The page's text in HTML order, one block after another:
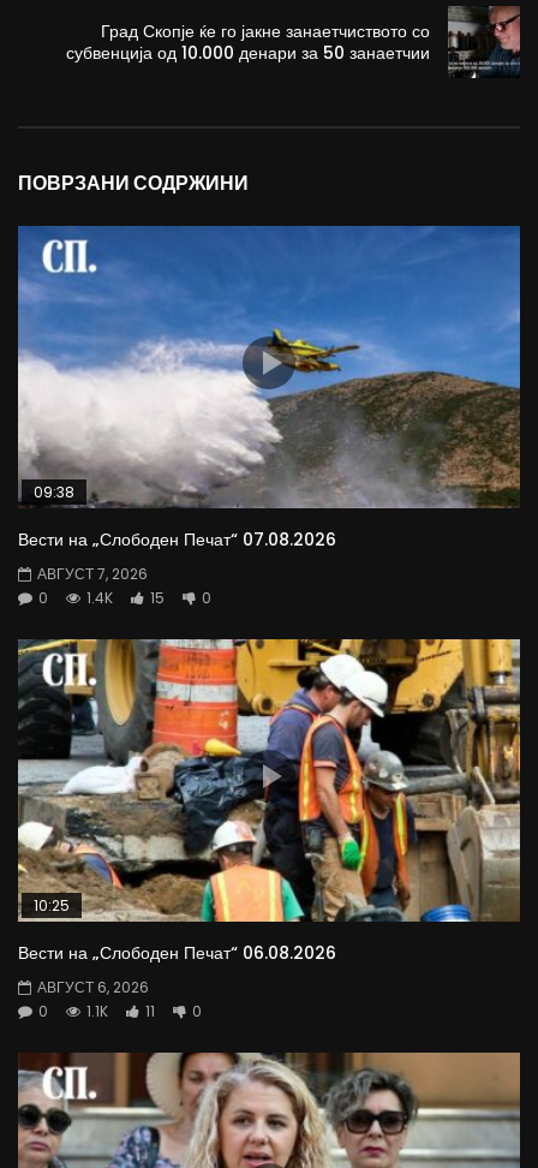
Град Скопје ќе го јакне занаетчиството со
субвенција од 10.000 денари за 50 занаетчии
ПОВРЗАНИ СОДРЖИНИ
09:38
Вести на „Слободен Печат“ 07.08.2026
АВГУСТ 7, 2026
0
1.4K 15 0
10:25
Вести на „Слободен Печат“ 06.08.2026
АВГУСТ 6, 2026
0
1.1K 11 0